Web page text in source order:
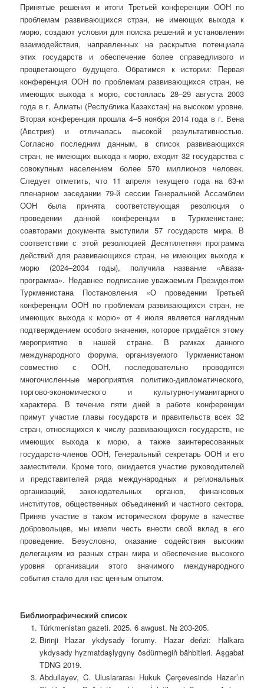
Принятые решения и итоги Третьей конференции ООН по
проблемам развивающихся стран, не имеющих выхода к
морю, создают условия для поиска решений и установления
взаимодействия, направленных на раскрытие потенциала
этих государств и обеспечение более справедливого и
процветающего будущего. Обратимся к истории: Первая
конференция ООН по проблемам развивающихся стран, не
имеющих выхода к морю, состоялась 28–29 августа 2003
года в г. Алматы (Республика Казахстан) на высоком уровне.
Вторая конференция прошла 4–5 ноября 2014 года в г. Вена
(Австрия) и отличалась высокой результативностью.
Согласно последним данным, в список развивающихся
стран, не имеющих выхода к морю, входит 32 государства с
совокупным населением более 570 миллионов человек.
Следует отметить, что 11 апреля текущего года на 63-м
пленарном заседании 79-й сессии Генеральной Ассамблеи
ООН была принята соответствующая резолюция о
проведении данной конференции в Туркменистане;
соавторами документа выступили 57 государств мира. В
соответствии с этой резолюцией Десятилетняя программа
действий для развивающихся стран, не имеющих выхода к
морю (2024–2034 годы), получила название «Аваза-
программа». Недавнее подписание уважаемым Президентом
Туркменистана Постановления «О проведении Третьей
конференции ООН по проблемам развивающихся стран, не
имеющих выхода к морю» от 4 июля является наглядным
подтверждением особого значения, которое придаётся этому
мероприятию в нашей стране. В рамках данного
международного форума, организуемого Туркменистаном
совместно с ООН, последовательно проводятся
многочисленные мероприятия политико-дипломатического,
торгово-экономического и культурно-гуманитарного
характера. В течение пяти дней в работе конференции
примут участие главы государств и правительств всех 32
стран, относящихся к числу развивающихся государств, не
имеющих выхода к морю, а также заинтересованных
государств-членов ООН, Генеральный секретарь ООН и его
заместители. Кроме того, ожидается участие руководителей
и представителей ряда международных и региональных
организаций, законодательных органов, финансовых
институтов, общественных объединений и частного сектора.
Приняв участие в таком историческом форуме в качестве
добровольцев, мы имели честь внести свой вклад в его
проведение. Безусловно, оказание содействия высоким
делегациям из разных стран мира и обеспечение высокого
уровня организации этого значимого международного
события стало для нас ценным опытом.
Библиографический список
Türkmenistan gazeti. 2025. 6 awgust. № 203-205.
Birinji Hazar ykdysady forumy. Hazar deňzi: Halkara
ykdysady hyzmatdaşlygyny ösdürmegiň bähbitleri. Aşgabat
TDNG 2019.
Abdullayev, C. Uluslararası Hukuk Çerçevesinde Hazar’ın